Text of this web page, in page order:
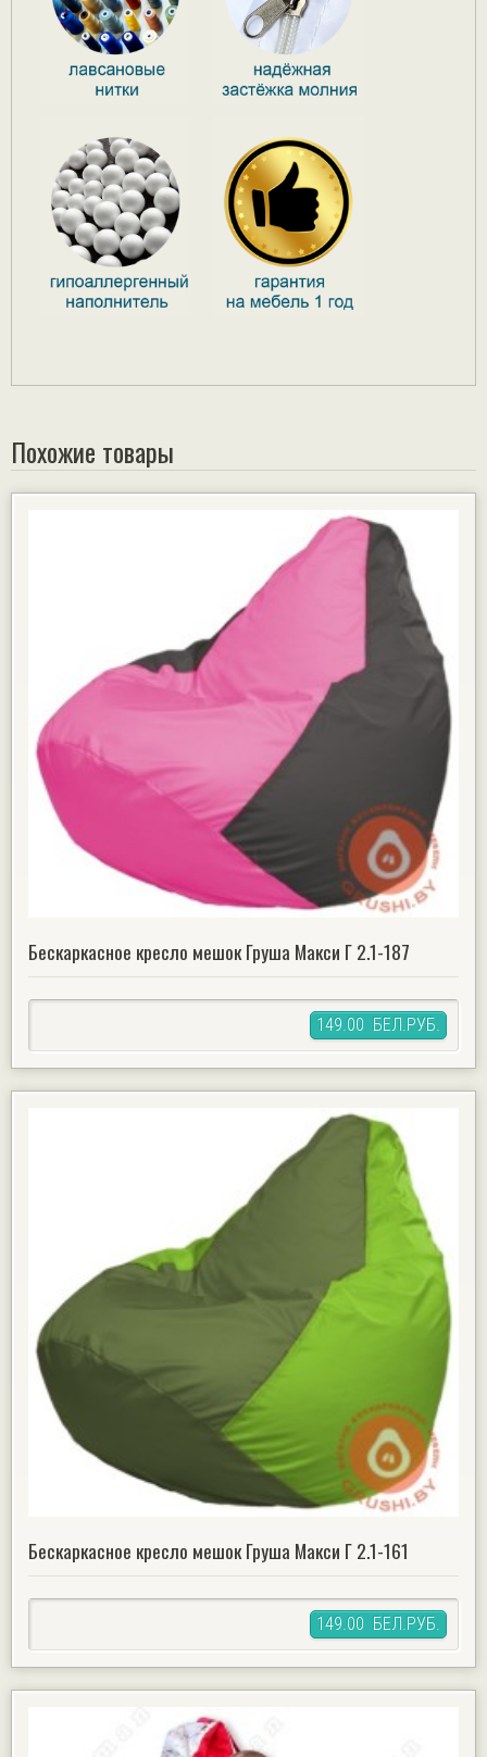
Похожие товары
Бескаркасное кресло мешок Груша Макси Г 2.1-187
149.00 БЕЛ.РУБ.
Бескаркасное кресло мешок Груша Макси Г 2.1-161
149.00 БЕЛ.РУБ.